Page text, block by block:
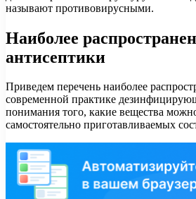
называют противовирусными.
Наиболее
антисептики
Приведем перечень наиболее
современной практике
понимания того, какие вещества
самостоятельно приготавливаемых